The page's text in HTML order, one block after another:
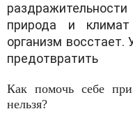
природа и
организм восстает.
предотвратить
Как помочь себе
нельзя?